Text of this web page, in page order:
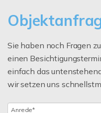
Sie haben noch Fragen
einen
einfach das
wir setzen uns